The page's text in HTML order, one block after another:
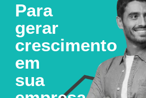
Para
gerar
crescimento
em
sua